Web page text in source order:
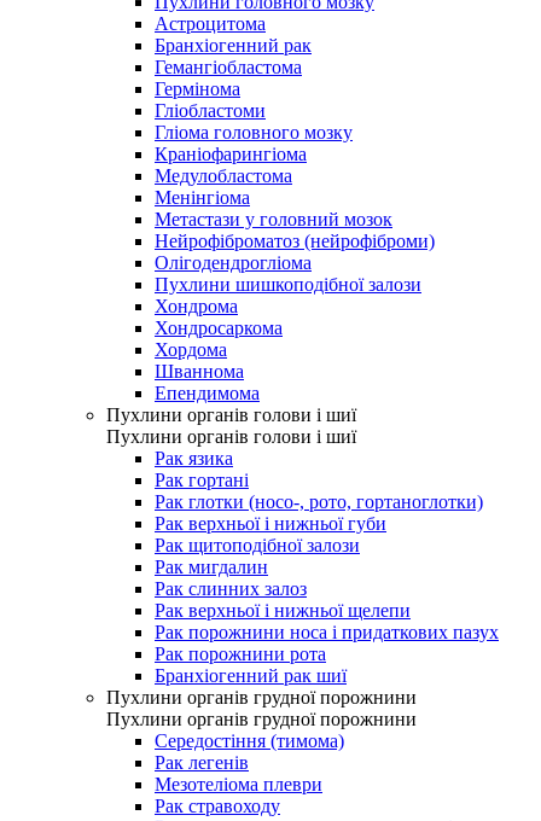
Астроцитома
Бранхіогенний рак
Гемангіобластома
Гермінома
Гліобластоми
Гліома головного мозку
Краніофарингіома
Медулобластома
Менінгіома
Метастази у головний мозок
Нейрофіброматоз (нейрофіброми)
Олігодендрогліома
Пухлини шишкоподібної залози
Хондрома
Хондросаркома
Хордома
Шваннома
Епендимома
Пухлини органів голови і шиї
Пухлини органів голови і шиї
Рак язика
Рак гортані
Рак глотки (носо-, рото, гортаноглотки)
Рак верхньої і нижньої губи
Рак щитоподібної залози
Рак мигдалин
Рак слинних залоз
Рак верхньої і нижньої щелепи
Рак порожнини носа і придаткових пазух
Рак порожнини рота
Бранхіогенний рак шиї
Пухлини органів грудної порожнини
Пухлини органів грудної порожнини
Середостіння (тимома)
Рак легенів
Мезотеліома плеври
Рак стравоходу